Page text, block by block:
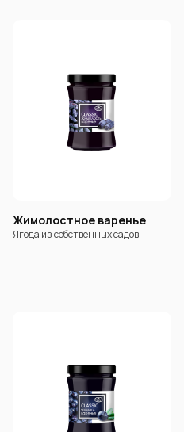
Жимолостное варенье
Ягода из собственных садов